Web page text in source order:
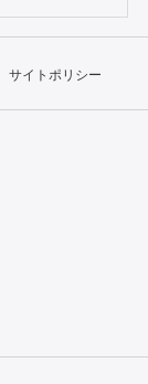
サイトポリシー